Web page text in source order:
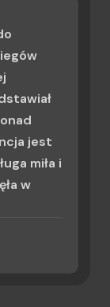
jest
miła i
w